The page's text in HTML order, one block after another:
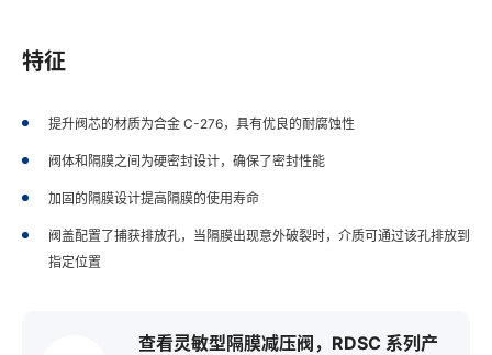
特征
提升阀芯的材质为合金 C-276，具有优良的耐腐蚀性
阀体和隔膜之间为硬密封设计，确保了密封性能
加固的隔膜设计提高隔膜的使用寿命
阀盖配置了捕获排放孔，当隔膜出现意外破裂时，介质可通过该孔排放到
指定位置
查看灵敏型隔膜减压阀，RDSC 系列产